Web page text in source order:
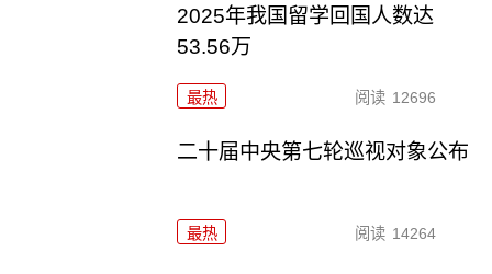
2025年我国留学回国人数达
53.56万
最热 阅读 12696
二十届中央第七轮巡视对象公布
最热 阅读 14264